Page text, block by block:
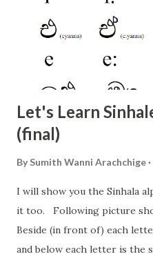
Let's Learn
(final)
By Sumith Wanni Arachchige
I will show you the Sinhala
it too. Following picture
Beside (in front of) each
and below each letter is the